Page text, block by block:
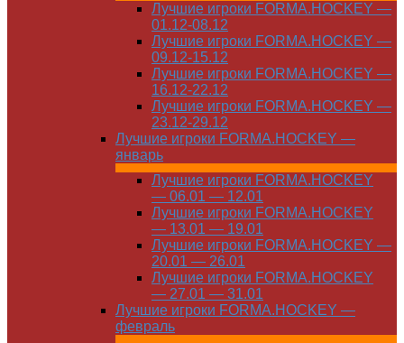
Лучшие игроки FORMA.HOCKEY —
01.12-08.12
Лучшие игроки FORMA.HOCKEY —
09.12-15.12
Лучшие игроки FORMA.HOCKEY —
16.12-22.12
Лучшие игроки FORMA.HOCKEY —
23.12-29.12
Лучшие игроки FORMA.HOCKEY —
январь
Лучшие игроки FORMA.HOCKEY
— 06.01 — 12.01
Лучшие игроки FORMA.HOCKEY
— 13.01 — 19.01
Лучшие игроки FORMA.HOCKEY —
20.01 — 26.01
Лучшие игроки FORMA.HOCKEY
— 27.01 — 31.01
Лучшие игроки FORMA.HOCKEY —
февраль